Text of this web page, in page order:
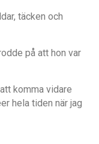
täcken och
på att hon var
komma vidare
hela tiden när jag